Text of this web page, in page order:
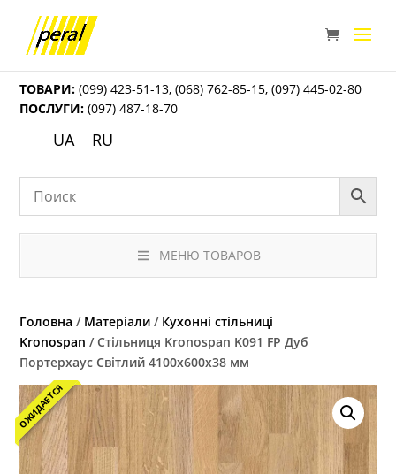
ТОВАРИ: (099) 423-51-13,(068) 762-85-15,(097) 445-02-80
ПОСЛУГИ: (097) 487-18-70
UA RU
МЕНЮ ТОВАРОВ
Головна / Матеріали / Кухонні стільниці
Kronospan / Стільниця Kronospan K091 FP Дуб
Портерхаус Світлий 4100x600x38 мм
ОЖИДАЕТСЯ